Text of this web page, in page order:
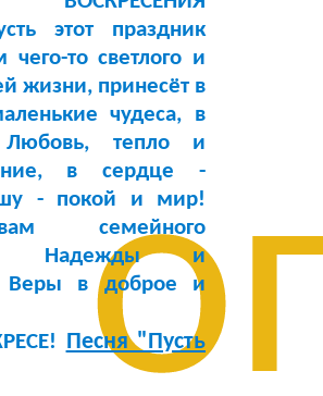
этот праздник
чего-то светлого и
жизни, принесёт в
чудеса, в
тепло и
в сердце -
- покой и мир!
семейного
Надежды и
Веры в доброе и
Песня "Пусть